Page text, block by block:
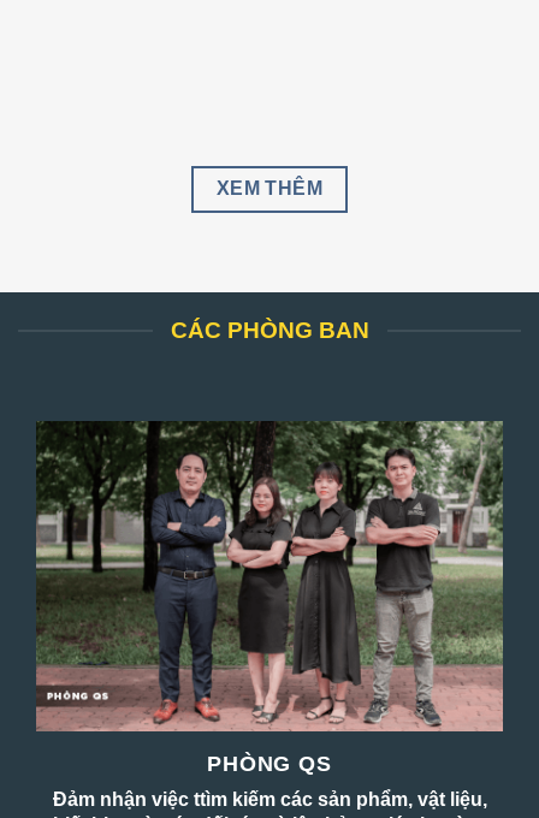
XEM THÊM
CÁC PHÒNG BAN
PHÒNG QS
Đảm nhận việc ttìm kiếm các sản phẩm, vật liệu,
Nơi tiếp